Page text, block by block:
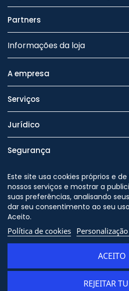
Partners
Informações da loja
A empresa
Serviços
Jurídico
Segurança
Este site usa cookies próprios e
nossos serviços e mostrar a
suas preferências, analisando
dar seu consentimento ao seu
Aceito.
Política de cookies
REJEITAR
ACEITO
Nos siga
© Copyright -
B10982650 - Todos